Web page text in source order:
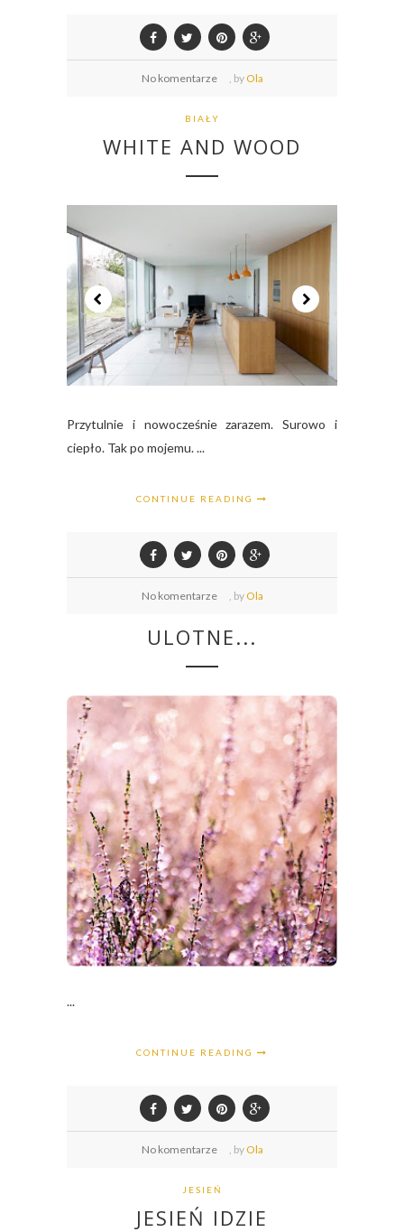
No komentarze by Ola
BIAŁY
WHITE AND WOOD
Przytulnie i nowocześnie zarazem. Surowo i
ciepło. Tak po mojemu. ...
CONTINUE READING
No komentarze by Ola
ULOTNE...
...
CONTINUE READING
No komentarze by Ola
JESIEŃ
JESIEŃ IDZIE